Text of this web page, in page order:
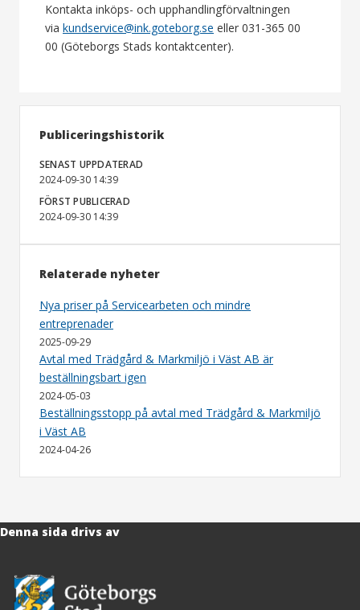
Kontakta inköps- och upphandlingförvaltningen
via kundservice@ink.goteborg.se eller 031-365 00
00 (Göteborgs Stads kontaktcenter).
Publiceringshistorik
SENAST UPPDATERAD
2024-09-30 14:39
FÖRST PUBLICERAD
2024-09-30 14:39
Relaterade nyheter
Nya priser på Servicearbeten och mindre
entreprenader
2025-09-29
Avtal med Trädgård & Markmiljö i Väst AB är
beställningsbart igen
2024-05-03
Beställningsstopp på avtal med Trädgård & Markmiljö
i Väst AB
2024-04-26
Denna sida drivs av